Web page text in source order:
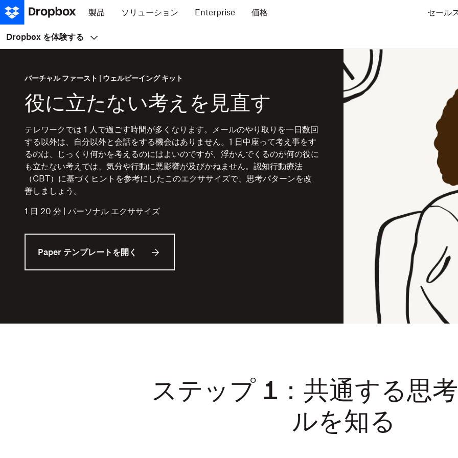
製品 ソリューション Enterprise 価格 セール
Dropbox を体験する
バーチャル ファースト | ウェルビーイング キット
役に立たない考えを見直す
テレワークでは 1 人で過ごす時間が多くなります。メールのやり取りを一日数回
する以外は、自分以外と会話をする機会はありません。1 日中座って考え事をす
るのは、じっくり何かを考えるのにはよいのですが、浮かんでくるのが何の役に
も立たない考えでは、気分や行動に悪影響が及びかねません。認知行動療法
（CBT）に基づくヒントを参考にしたこのエクササイズで、思考パターンを改
善しましょう。
1 日 20 分 | パーソナル エクササイズ
Paper テンプレートを開く
ステップ 1：共通する思
ルを知る